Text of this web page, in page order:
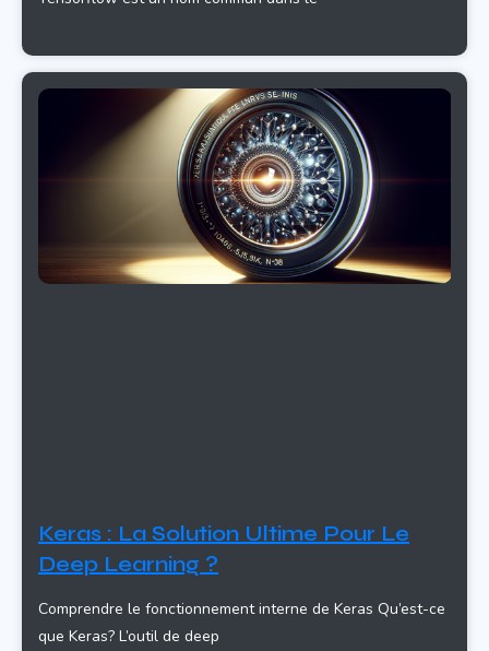
Keras : La Solution Ultime Pour Le
Deep Learning ?
Comprendre le fonctionnement interne de Keras Qu’est-ce
que Keras? L’outil de deep